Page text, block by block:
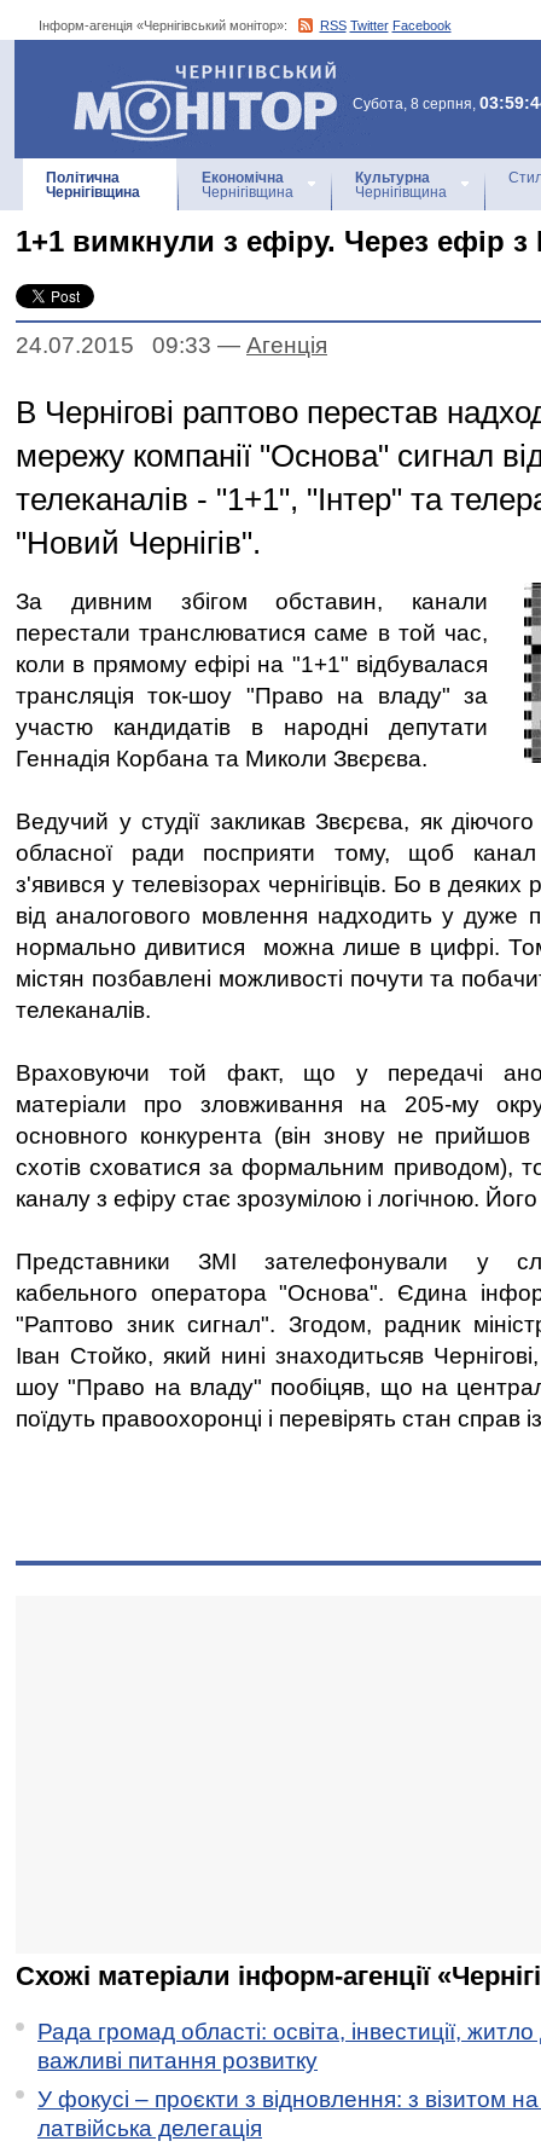
Інформ-агенція «Чернігівський монітор»: RSS Twitter Facebook
Інформ-агенція
«Чернігівський монітор»
Субота, 8 серпня,
Політична
Чернігівщина
Економічна
Чернігівщина
Культурна
Чернігівщина
1+1 вимкнули з ефіру. Через ефір
24.07.2015 09:33 — Агенцiя
В Чернігові раптово перестав
мережу компанії "Основа" сигнал
телеканалів - "1+1", "Інтер" та
"Новий Чернігів".
За дивним збігом обставин, канали
перестали транслюватися саме в той час,
коли в прямому ефірі на "1+1" відбувалася
трансляція ток-шоу "Право на владу" за
участю кандидатів в народні депутати
Геннадія Корбана та Миколи Звєрєва.
Ведучий у студії закликав Звєрєва, як діючого
обласної ради посприяти тому, щоб
з'явився у телевізорах чернігівців. Бо в деяких
від аналогового мовлення надходить у дуже
нормально дивитися можна лише в цифрі.
містян позбавлені можливості почути та
телеканалів.
Враховуючи той факт, що у передачі
матеріали про зловживання на 205-му
основного конкурента (він знову не
схотів сховатися за формальним приводом),
каналу з ефіру стає зрозумілою і логічною.
Представники ЗМІ зателефонували у
кабельного оператора "Основа". Єдина
"Раптово зник сигнал". Згодом, радник
Іван Стойко, який нині знаходитьсяв
шоу "Право на владу" пообіцяв, що на
поїдуть правоохоронці і перевірять стан справ
Схожі матеріали інформ-агенції
Рада громад області: освіта, інвестиції,
важливі питання розвитку
У фокусі – проєкти з відновлення: з візитом
латвійська делегація